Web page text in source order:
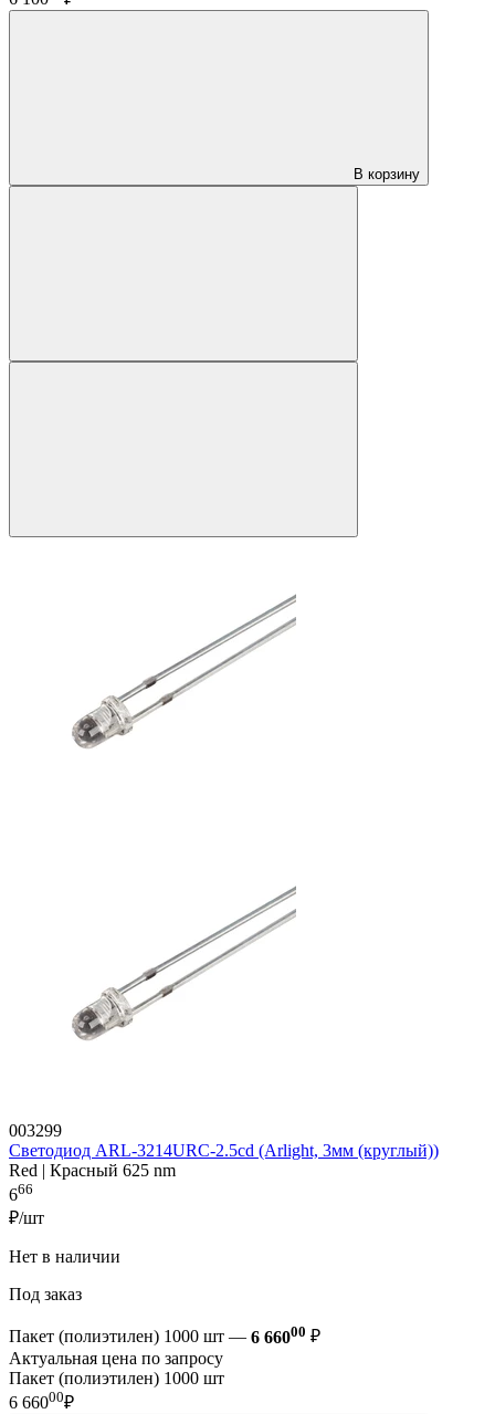
В корзину
003299
Светодиод ARL-3214URC-2.5cd (Arlight, 3мм (круглый))
Red | Красный 625 nm
666
₽/шт
Нет в наличии
Под заказ
Пакет (полиэтилен) 1000 шт — 6 66000 ₽
Актуальная цена по запросу
Пакет (полиэтилен) 1000 шт
6 66000₽